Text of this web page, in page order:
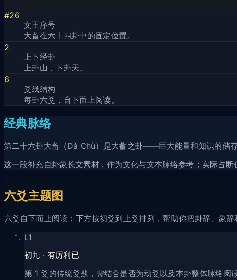
#26
文王序号
大畜在六十四卦中的固定位置。
2
上下经卦
上卦山，下卦天。
6
爻线结构
每卦六爻，自下而上阅读。
经典脉络
第二十六卦大畜（Dà Chù）是大蓄之卦——巨大能量和知识的储
这一段补充自卦象长文素材，作为文化与文本脉络参考；实际占断
六爻主题图
六爻自下而上阅读；下方按初爻到上爻排列，帮助你把卦辞、象辞
L1
初九 · 有厉利已
第 1 爻的传统爻题，需结合是否为动爻以及本卦整体脉络阅读